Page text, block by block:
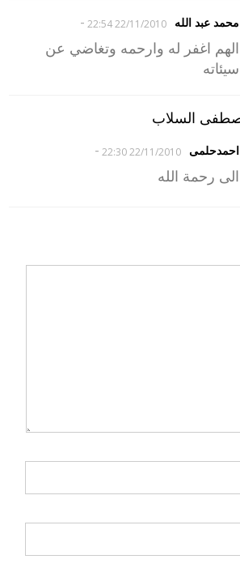
محمد عبد الله 22/11/2010 22:54
-
الهم اغفر له وارحمه وتغاضي عن
سيئاته
احمدحلمى 22/11/2010 22:30
-
الى رحمة الله